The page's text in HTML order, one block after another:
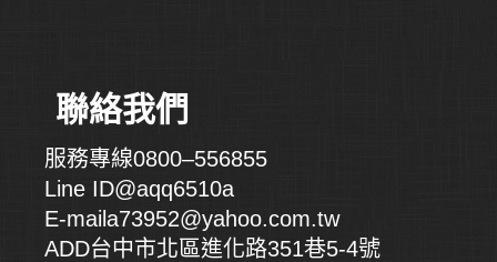
聯絡我們
服務專線0800–556855
Line ID@aqq6510a
E-maila73952@yahoo.com.tw
ADD台中市北區進化路351巷5-4號